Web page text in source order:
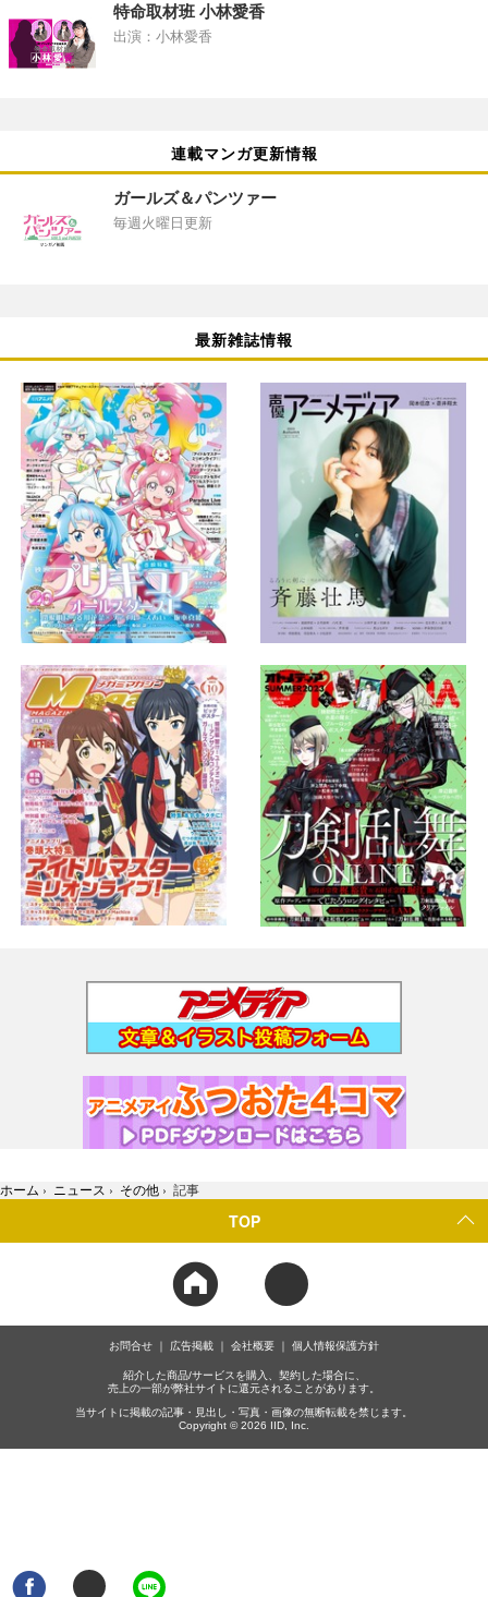
特命取材班 小林愛香
出演：小林愛香
連載マンガ更新情報
ガールズ＆パンツァー
毎週火曜日更新
最新雑誌情報
ホーム › ニュース › その他 › 記事
TOP
お問合せ 広告掲載 会社概要 個人情報保護方針
紹介した商品/サービスを購入、契約した場合に、
売上の一部が弊社サイトに還元されることがあります。
当サイトに掲載の記事・見出し・写真・画像の無断転載を禁じます。
Copyright © 2026 IID, Inc.